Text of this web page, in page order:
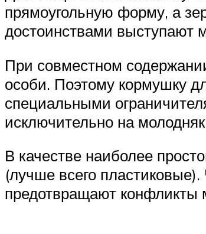
прямоугольную форму, а
достоинствами выступают
При совместном
особи. Поэтому кормушку
специальными
исключительно на
В качестве наиболее
(лучше всего
предотвращают конфликты